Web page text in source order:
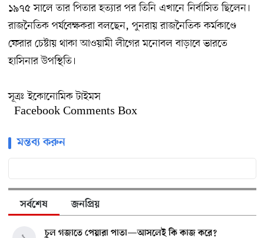
১৯৭৫ সালে তার পিতার হত্যার পর তিনি এখানে নির্বাসিত ছিলেন।
রাজনৈতিক পর্যবেক্ষকরা বলছেন, পুনরায় রাজনৈতিক কর্মকাণ্ডে
ফেরার চেষ্টায় থাকা আওয়ামী লীগের মনোবল বাড়াবে ভারতে
হাসিনার উপস্থিতি।
সূত্রঃ ইকোনোমিক টাইমস
Facebook Comments Box
মন্তব্য করুন
সর্বশেষ জনপ্রিয়
চুল গজাতে পেয়ারা পাতা—আসলেই কি কাজ করে?